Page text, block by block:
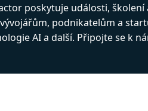
poskytuje události,
podnikatelům a
AI a další. Připojte se k